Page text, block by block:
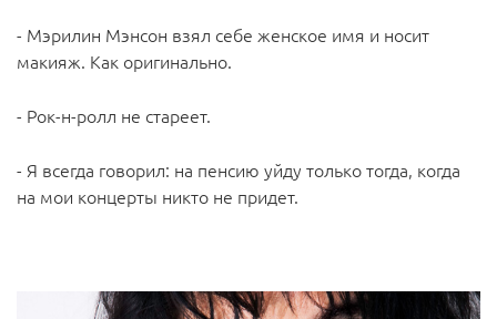
- Мэрилин Мэнсон взял себе женское имя и носит
макияж. Как оригинально.
- Рок-н-ролл не стареет.
- Я всегда говорил: на пенсию уйду только тогда, когда
на мои концерты никто не придет.